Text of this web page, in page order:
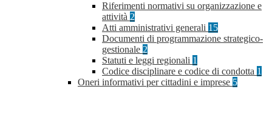
Riferimenti normativi su organizzazione e
attività 2
Atti amministrativi generali 15
Documenti di programmazione strategico-
gestionale 2
Statuti e leggi regionali 1
Codice disciplinare e codice di condotta 1
Oneri informativi per cittadini e imprese 5